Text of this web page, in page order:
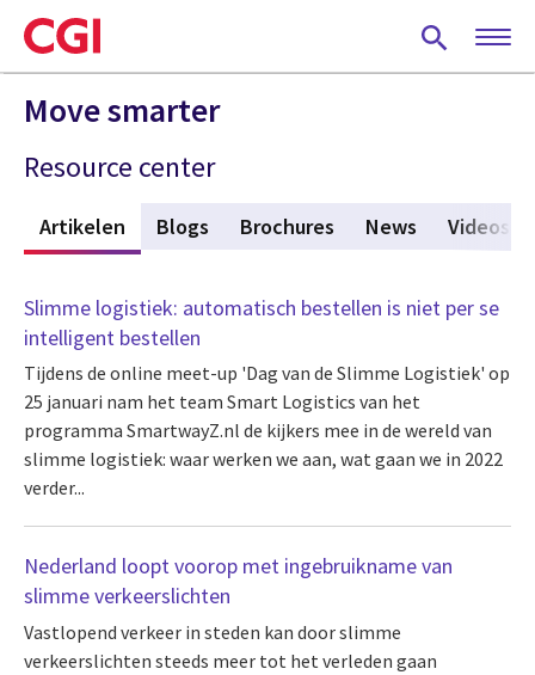
Skip
to
main
content
Move smarter
Resource center
Artikelen (active tab)
Blogs Brochures News Videos
Slimme logistiek: automatisch bestellen is niet per se
intelligent bestellen
Tijdens de online meet-up 'Dag van de Slimme Logistiek' op
25 januari nam het team Smart Logistics van het
programma SmartwayZ.nl de kijkers mee in de wereld van
slimme logistiek: waar werken we aan, wat gaan we in 2022
verder...
Nederland loopt voorop met ingebruikname van
slimme verkeerslichten
Vastlopend verkeer in steden kan door slimme
verkeerslichten steeds meer tot het verleden gaan